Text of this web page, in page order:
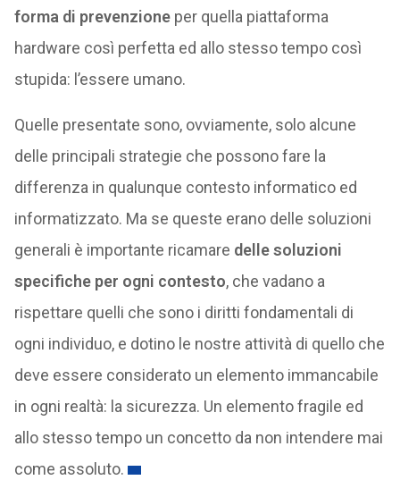
forma di prevenzioneper quella piattaforma
hardware così perfetta ed allo stesso tempo così
stupida: l’essere umano.
Quelle presentate sono, ovviamente, solo alcune
delle principali strategie che possono fare la
differenza in qualunque contesto informatico ed
informatizzato. Ma se queste erano delle soluzioni
generali è importante ricamare delle soluzioni
specifiche per ogni contesto, che vadano a
rispettare quelli che sono i diritti fondamentali di
ogni individuo, e dotino le nostre attività di quello che
deve essere considerato un elemento immancabile
in ogni realtà: la sicurezza. Un elemento fragile ed
allo stesso tempo un concetto da non intendere mai
come assoluto.